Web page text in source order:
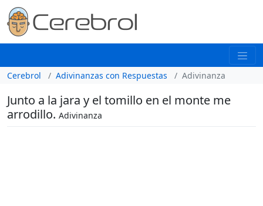
Cerebrol Adivinanzas con Respuestas Adivinanza
Junto a la jara y el tomillo en el monte me
arrodillo. Adivinanza